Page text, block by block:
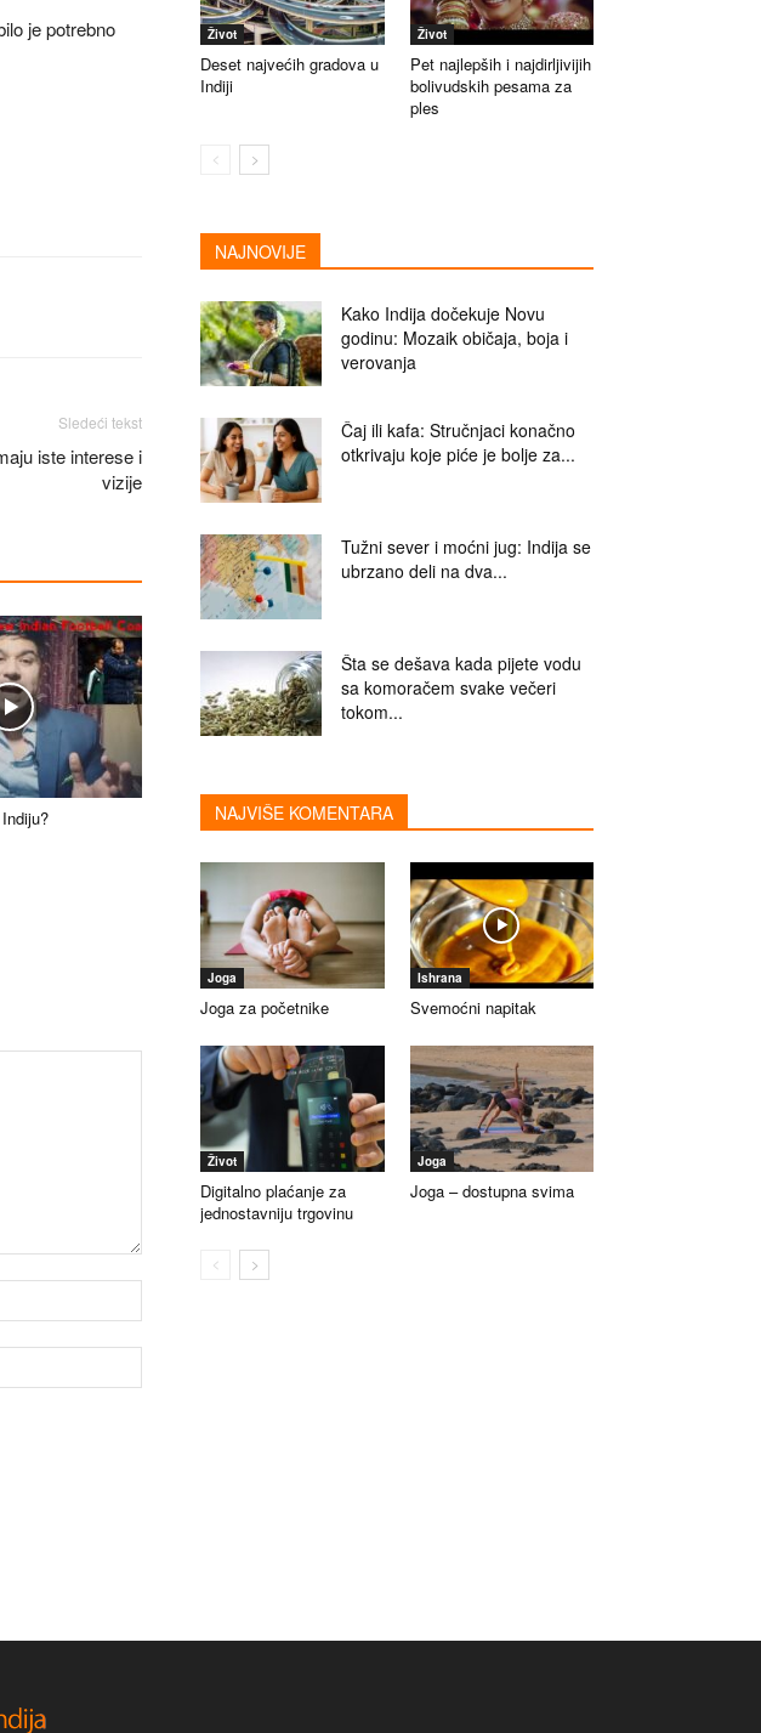
je potrebno
Sledeći tekst
iste interese i
vizije
Život
Deset najvećih gradova u
Indiji
Život
Pet najlepših i najdirljivijih
bolivudskih pesama za
ples
NAJNOVIJE
Kako Indija dočekuje Novu
godinu: Mozaik običaja, boja i
verovanja
Čaj ili kafa: Stručnjaci konačno
otkrivaju koje piće je bolje za...
Tužni sever i moćni jug: Indija se
ubrzano deli na dva...
Šta se dešava kada pijete vodu
sa komoračem svake večeri
tokom...
NAJVIŠE KOMENTARA
Joga
Joga za početnike
Ishrana
Svemoćni napitak
Život
Digitalno plaćanje za
jednostavniju trgovinu
Joga
Joga – dostupna svima